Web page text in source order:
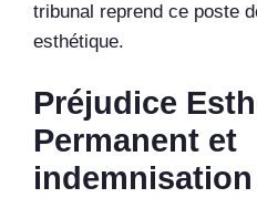
tribunal reprend ce poste
esthétique.
Préjudice
Permanent et
indemnisation